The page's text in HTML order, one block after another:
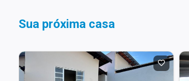
Sua próxima casa